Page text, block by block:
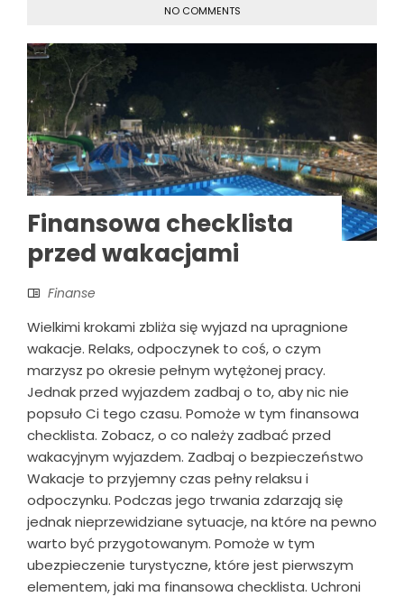
NO COMMENTS
Finansowa checklista
przed wakacjami
Finanse
Wielkimi krokami zbliża się wyjazd na upragnione
wakacje. Relaks, odpoczynek to coś, o czym
marzysz po okresie pełnym wytężonej pracy.
Jednak przed wyjazdem zadbaj o to, aby nic nie
popsuło Ci tego czasu. Pomoże w tym finansowa
checklista. Zobacz, o co należy zadbać przed
wakacyjnym wyjazdem. Zadbaj o bezpieczeństwo
Wakacje to przyjemny czas pełny relaksu i
odpoczynku. Podczas jego trwania zdarzają się
jednak nieprzewidziane sytuacje, na które na pewno
warto być przygotowanym. Pomoże w tym
ubezpieczenie turystyczne, które jest pierwszym
elementem, jaki ma finansowa checklista. Uchroni